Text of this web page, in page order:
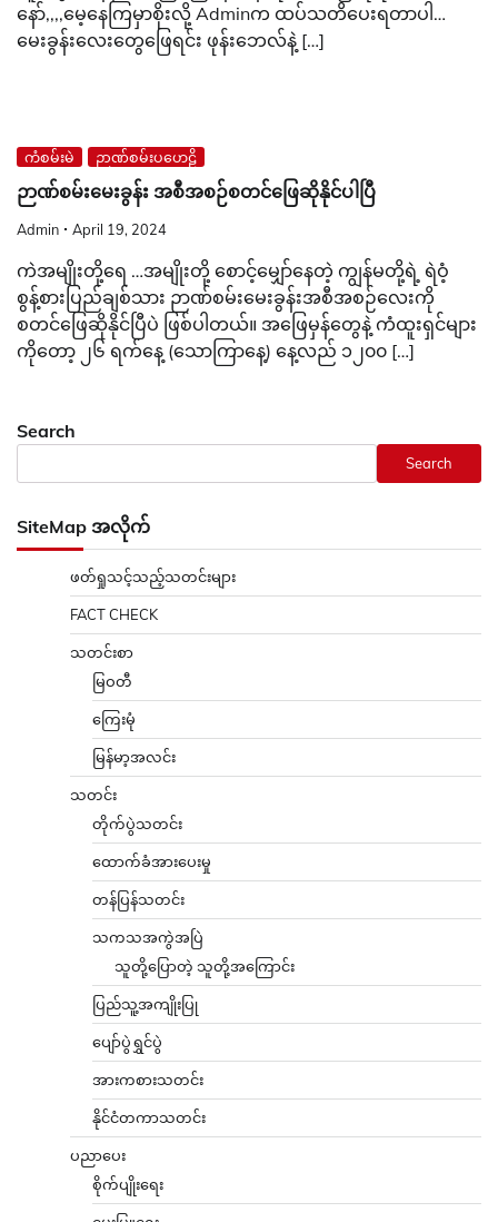
နော်,,,,မေ့နေကြမှာစိုးလို့ Adminက ထပ်သတိပေးရတာပါ…
မေးခွန်းလေးတွေဖြေရင်း ဖုန်းဘေလ်နဲ့ […]
ကံစမ်းမဲ ဉာဏ်စမ်းပဟေဠိ
ဉာဏ်စမ်းမေးခွန်း အစီအစဉ်စတင်ဖြေဆိုနိုင်ပါပြီ
Admin April 19, 2024
ကဲအမျိုးတို့ရေ …အမျိုးတို့ စောင့်မျှော်နေတဲ့ ကျွန်မတို့ရဲ့ ရဲဝံ့
စွန့်စားပြည်ချစ်သား ဉာဏ်စမ်းမေးခွန်းအစီအစဉ်လေးကို
စတင်ဖြေဆိုနိုင်ပြီပဲ ဖြစ်ပါတယ်။ အဖြေမှန်တွေနဲ့ ကံထူးရှင်များ
ကိုတော့ ၂၆ ရက်နေ့ (သောကြာနေ့) နေ့လည် ၁၂၀၀ […]
Search
Search
SiteMap အလိုက်
ဖတ်ရှုသင့်သည့်သတင်းများ
FACT CHECK
သတင်းစာ
မြဝတီ
ကြေးမုံ
မြန်မာ့အလင်း
သတင်း
တိုက်ပွဲသတင်း
ထောက်ခံအားပေးမှု
တန်ပြန်သတင်း
သကသအကွဲအပြဲ
သူတို့ပြောတဲ့ သူတို့အကြောင်း
ပြည်သူ့အကျိုးပြု
ပျော်ပွဲရွှင်ပွဲ
အားကစားသတင်း
နိုင်ငံတကာသတင်း
ပညာပေး
စိုက်ပျိုးရေး